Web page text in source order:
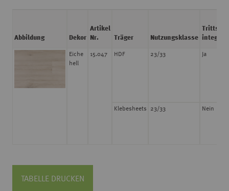
Eiche
hell
15.047 HDF 23/33 Ja
Klebesheets 23/33 Nein
Abbildung Dekor
Artikel
Nr.
Träger Nutzungsklasse
TABELLE DRUCKEN